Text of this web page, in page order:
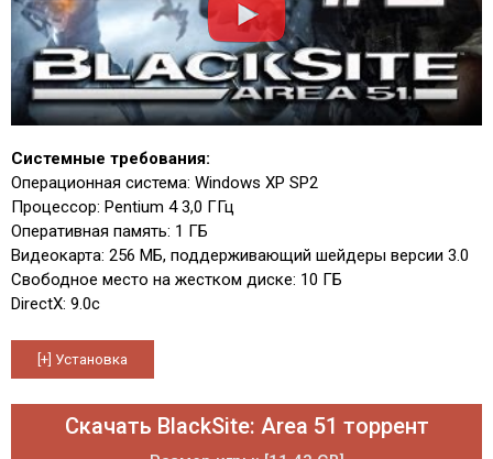
Системные требования:
Операционная система: Windows XP SP2
Процессор: Pentium 4 3,0 ГГц
Оперативная память: 1 ГБ
Видеокарта: 256 МБ, поддерживающий шейдеры версии 3.0
Свободное место на жестком диске: 10 ГБ
DirectX: 9.0c
Скачать BlackSite: Area 51 торрент